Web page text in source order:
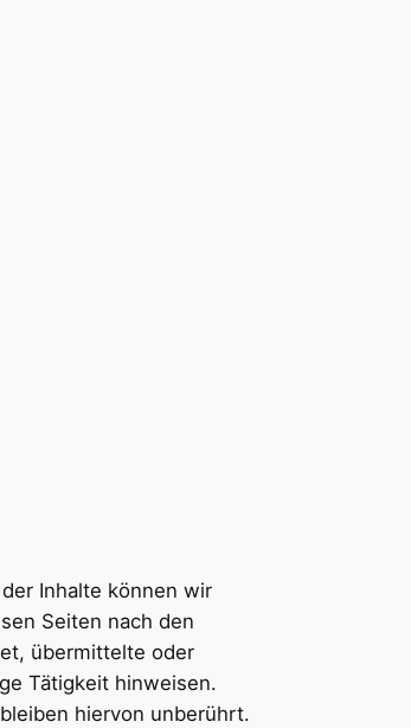
Inhalte können wir
Seiten nach den
übermittelte oder
Tätigkeit hinweisen.
hiervon unberührt.